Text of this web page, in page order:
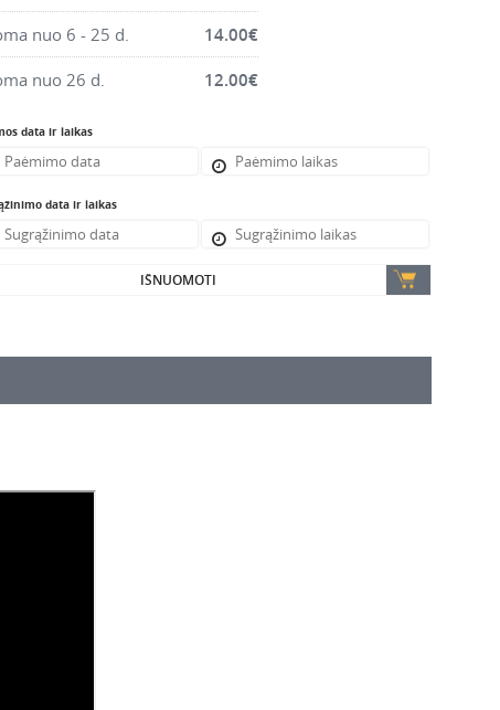
nuo 6 - 25 d. 14.00€
nuo 26 d. 12.00€
data ir laikas
data ir laikas
IŠNUOMOTI